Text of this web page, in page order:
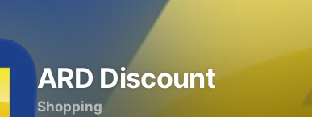
ARD Discount
Shopping